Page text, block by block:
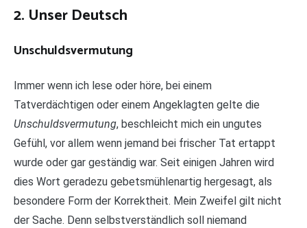
2. Unser Deutsch
​Unschuldsvermutung
Immer wenn ich lese oder höre, bei einem
Tatverdächtigen oder einem Angeklagten gelte die
Unschuldsvermutung, beschleicht mich ein ungutes
Gefühl, vor allem wenn jemand bei frischer Tat ertappt
wurde oder gar geständig war. Seit einigen Jahren wird
dies Wort geradezu gebetsmühlenartig hergesagt, als
besondere Form der Korrektheit. Mein Zweifel gilt nicht
der Sache. Denn selbstverständlich soll niemand